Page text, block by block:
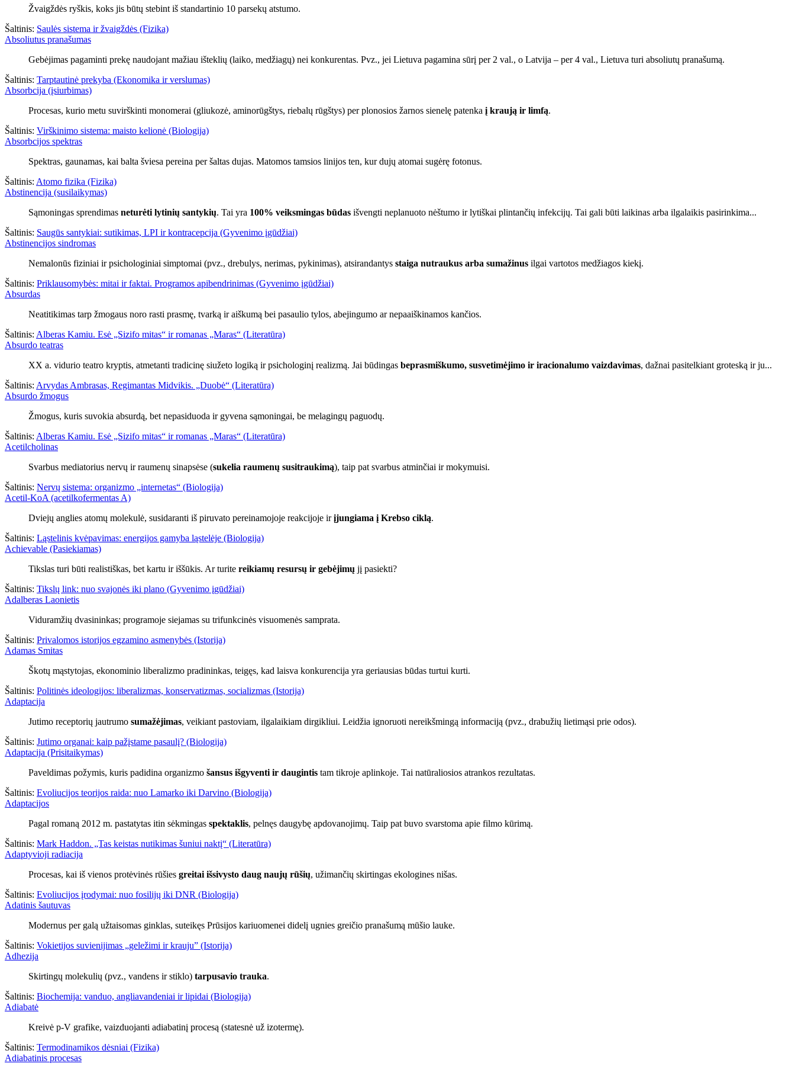
Žvaigždės ryškis, koks jis būtų stebint iš standartinio 10 parsekų atstumo.
Šaltinis: Saulės sistema ir žvaigždės (Fizika)
Absoliutus pranašumas
Gebėjimas pagaminti prekę naudojant mažiau išteklių (laiko, medžiagų) nei konkurentas. Pvz., jei Lietuva pagamina sūrį per 2 val., o Latvija – per 4 val., Lietuva turi absoliutų pranašumą.
Šaltinis: Tarptautinė prekyba (Ekonomika ir verslumas)
Absorbcija (įsiurbimas)
Procesas, kurio metu suvirškinti monomerai (gliukozė, aminorūgštys, riebalų rūgštys) per plonosios žarnos sienelę patenka į kraują ir limfą.
Šaltinis: Virškinimo sistema: maisto kelionė (Biologija)
Absorbcijos spektras
Spektras, gaunamas, kai balta šviesa pereina per šaltas dujas. Matomos tamsios linijos ten, kur dujų atomai sugėrę fotonus.
Šaltinis: Atomo fizika (Fizika)
Abstinencija (susilaikymas)
Sąmoningas sprendimas neturėti lytinių santykių. Tai yra 100% veiksmingas būdas išvengti neplanuoto nėštumo ir lytiškai plintančių infekcijų. Tai gali būti laikinas arba ilgalaikis pasirinkima...
Šaltinis: Saugūs santykiai: sutikimas, LPI ir kontracepcija (Gyvenimo įgūdžiai)
Abstinencijos sindromas
Nemalonūs fiziniai ir psichologiniai simptomai (pvz., drebulys, nerimas, pykinimas), atsirandantys staiga nutraukus arba sumažinus ilgai vartotos medžiagos kiekį.
Šaltinis: Priklausomybės: mitai ir faktai. Programos apibendrinimas (Gyvenimo įgūdžiai)
Absurdas
Neatitikimas tarp žmogaus noro rasti prasmę, tvarką ir aiškumą bei pasaulio tylos, abejingumo ar nepaaiškinamos kančios.
Šaltinis: Alberas Kamiu. Esė „Sizifo mitas“ ir romanas „Maras“ (Literatūra)
Absurdo teatras
XX a. vidurio teatro kryptis, atmetanti tradicinę siužeto logiką ir psichologinį realizmą. Jai būdingas beprasmiškumo, susvetimėjimo ir iracionalumo vaizdavimas, dažnai pasitelkiant groteską ir ju...
Šaltinis: Arvydas Ambrasas, Regimantas Midvikis. „Duobė“ (Literatūra)
Absurdo žmogus
Žmogus, kuris suvokia absurdą, bet nepasiduoda ir gyvena sąmoningai, be melagingų paguodų.
Šaltinis: Alberas Kamiu. Esė „Sizifo mitas“ ir romanas „Maras“ (Literatūra)
Acetilcholinas
Svarbus mediatorius nervų ir raumenų sinapsėse (sukelia raumenų susitraukimą), taip pat svarbus atminčiai ir mokymuisi.
Šaltinis: Nervų sistema: organizmo „internetas“ (Biologija)
Acetil-KoA (acetilkofermentas A)
Dviejų anglies atomų molekulė, susidaranti iš piruvato pereinamojoje reakcijoje irįjungiama į Krebso ciklą.
Šaltinis: Ląstelinis kvėpavimas: energijos gamyba ląstelėje (Biologija)
Achievable (Pasiekiamas)
Tikslas turi būti realistiškas, bet kartu ir iššūkis. Ar turite reikiamų resursų ir gebėjimų jį pasiekti?
Šaltinis: Tikslų link: nuo svajonės iki plano (Gyvenimo įgūdžiai)
Adalberas Laonietis
Viduramžių dvasininkas; programoje siejamas su trifunkcinės visuomenės samprata.
Šaltinis: Privalomos istorijos egzamino asmenybės (Istorija)
Adamas Smitas
Škotų mąstytojas, ekonominio liberalizmo pradininkas, teigęs, kad laisva konkurencija yra geriausias būdas turtui kurti.
Šaltinis: Politinės ideologijos: liberalizmas, konservatizmas, socializmas (Istorija)
Adaptacija
Jutimo receptorių jautrumo sumažėjimas, veikiant pastoviam, ilgalaikiam dirgikliui. Leidžia ignoruoti nereikšmingą informaciją (pvz., drabužių lietimąsi prie odos).
Šaltinis: Jutimo organai: kaip pažįstame pasaulį? (Biologija)
Adaptacija (Prisitaikymas)
Paveldimas požymis, kuris padidina organizmo šansus išgyventi ir daugintis tam tikroje aplinkoje. Tai natūraliosios atrankos rezultatas.
Šaltinis: Evoliucijos teorijos raida: nuo Lamarko iki Darvino (Biologija)
Adaptacijos
Pagal romaną 2012 m. pastatytas itin sėkmingas spektaklis, pelnęs daugybę apdovanojimų. Taip pat buvo svarstoma apie filmo kūrimą.
Šaltinis: Mark Haddon. „Tas keistas nutikimas šuniui naktį“ (Literatūra)
Adaptyvioji radiacija
Procesas, kai iš vienos protėvinės rūšies greitai išsivysto daug naujų rūšių, užimančių skirtingas ekologines nišas.
Šaltinis: Evoliucijos įrodymai: nuo fosilijų iki DNR (Biologija)
Adatinis šautuvas
Modernus per galą užtaisomas ginklas, suteikęs Prūsijos kariuomenei didelį ugnies greičio pranašumą mūšio lauke.
Šaltinis: Vokietijos suvienijimas „geležimi ir krauju” (Istorija)
Adhezija
Skirtingų molekulių (pvz., vandens ir stiklo) tarpusavio trauka.
Šaltinis: Biochemija: vanduo, angliavandeniai ir lipidai (Biologija)
Adiabatė
Kreivė p-V grafike, vaizduojanti adiabatinį procesą (statesnė už izotermę).
Šaltinis: Termodinamikos dėsniai (Fizika)
Adiabatinis procesas